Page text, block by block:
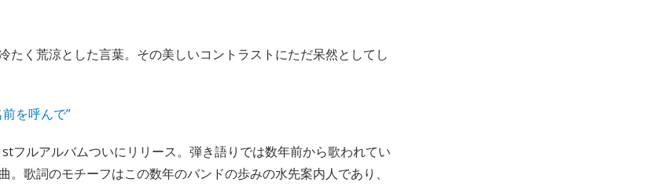
たく荒涼とした言葉。その美しいコントラストにただ呆然としてし
を呼んで”
フルアルバムついにリリース。弾き語りでは数年前から歌われてい
。歌詞のモチーフはこの数年のバンドの歩みの水先案内人であり、